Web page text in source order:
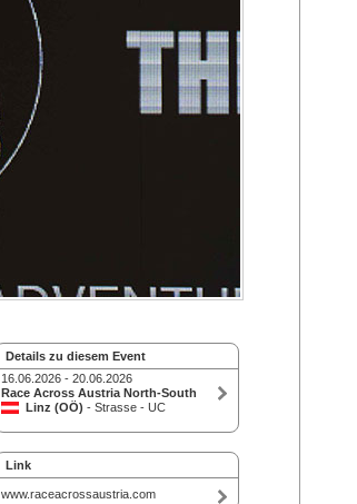
Details zu diesem Event
16.06.2026 - 20.06.2026
Race Across Austria North-South
Linz (OÖ) - Strasse - UC
Link
www.raceacrossaustria.com